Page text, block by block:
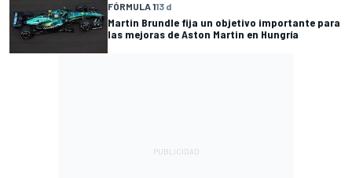
FÓRMULA 113 d
Martin Brundle fija un objetivo importante para
las mejoras de Aston Martin en Hungría